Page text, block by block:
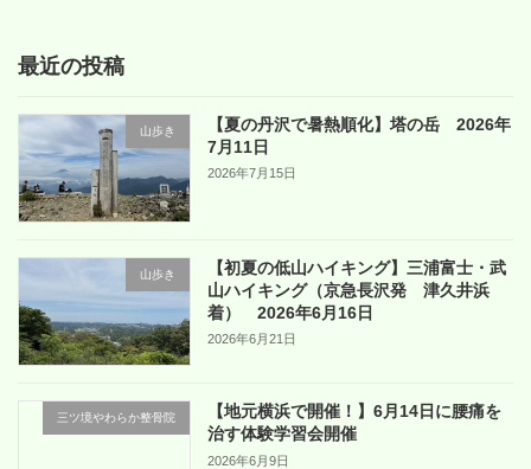
最近の投稿
山歩き
【夏の丹沢で暑熱順化】塔の岳 2026年
7月11日
2026年7月15日
山歩き
【初夏の低山ハイキング】三浦富士・武
山ハイキング（京急長沢発 津久井浜
着） 2026年6月16日
2026年6月21日
三ツ境やわらか整骨院
【地元横浜で開催！】6月14日に腰痛を
治す体験学習会開催
2026年6月9日